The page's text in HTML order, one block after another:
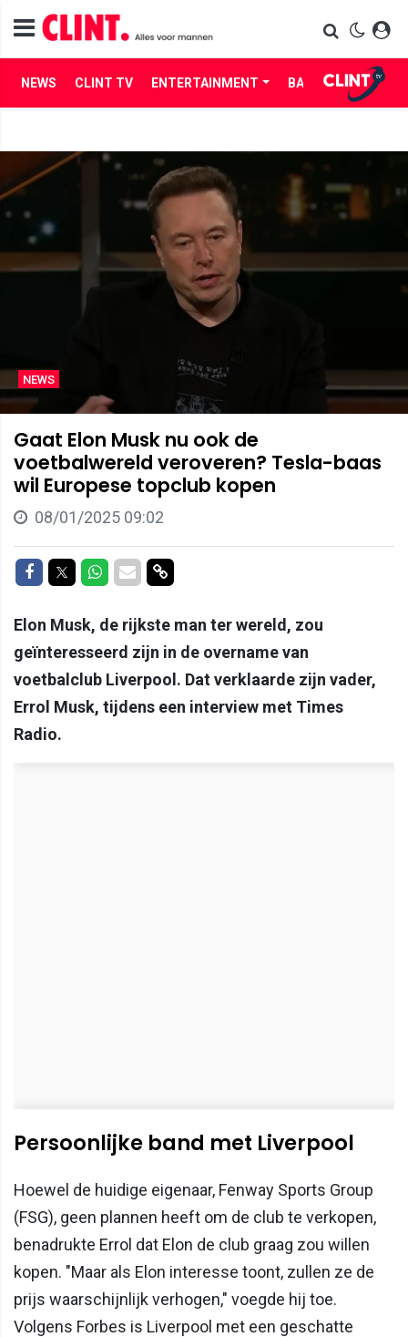
NEWS CLINT TV ENTERTAINMENT BABES LIFE
NEWS
Gaat Elon Musk nu ook de
voetbalwereld veroveren? Tesla-baas
wil Europese topclub kopen
08/01/2025 09:02
Delen op Facebook
Delen op Twitter
Delen op Whatsapp
Delen via Mail
Delen via link
Elon Musk, de rijkste man ter wereld, zou
geïnteresseerd zijn in de overname van
voetbalclub Liverpool. Dat verklaarde zijn vader,
Errol Musk, tijdens een interview met Times
Radio.
Persoonlijke band met Liverpool
Hoewel de huidige eigenaar, Fenway Sports Group
(FSG), geen plannen heeft om de club te verkopen,
benadrukte Errol dat Elon de club graag zou willen
kopen. "Maar als Elon interesse toont, zullen ze de
prijs waarschijnlijk verhogen," voegde hij toe.
Volgens Forbes is Liverpool met een geschatte